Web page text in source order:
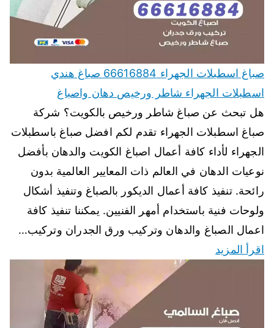
صباغ اسطبلات الجهراء 66616884 صباغ هندي
اسطبلات الجهراء شاطر ورخيص دهان واصباغ
هل تبحث عن صباغ شاطر ورخيص بالكويت؟ شركة
صباغ اسطبلات الجهراء تقدم لكم افضل صباغ باسطبلات
الجهراء لأداء كافة أعمال اصباغ الكويت والدهان بأفضل
نوعيات الدهان في العالم ذات المعايير العالمية بدون
رائحة. تنفيذ كافة أعمال الديكور بالصباغ وتنفيذ أشكال
ولوحات فنية باستخدام أمهر الفنيين. يمكننا تنفيذ كافة
اعمال الصباغ والدهان وتركيب ورق الجدران وتركيب…
اقرأ المزيد